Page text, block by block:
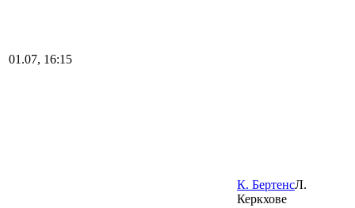
01.07, 16:15
К. БертенсЛ.
Керкхове